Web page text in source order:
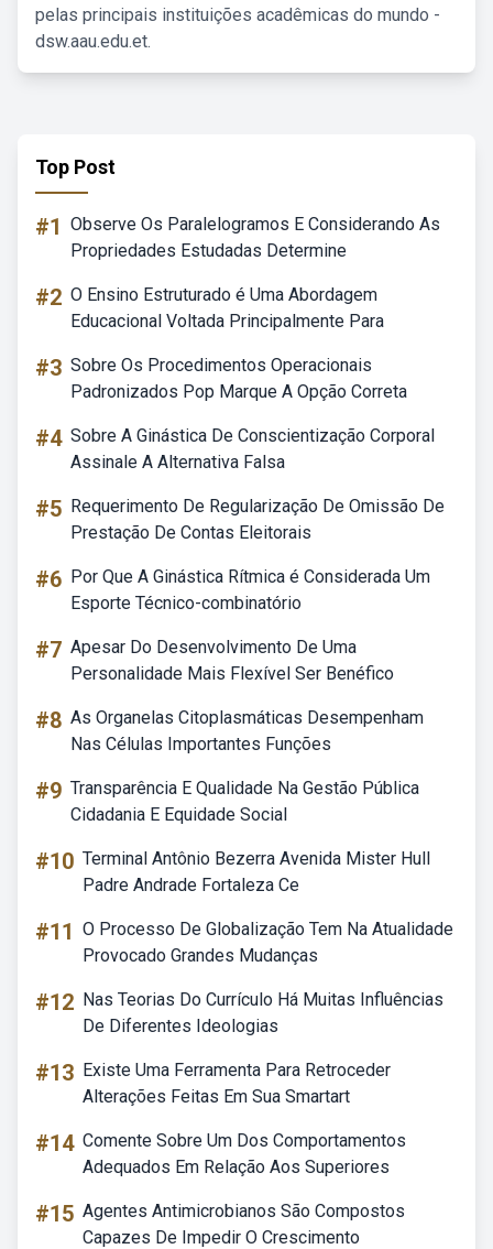
pelas principais instituições acadêmicas do mundo -
dsw.aau.edu.et.
Top Post
#1 Observe Os Paralelogramos E Considerando As
Propriedades Estudadas Determine
#2 O Ensino Estruturado é Uma Abordagem
Educacional Voltada Principalmente Para
#3 Sobre Os Procedimentos Operacionais
Padronizados Pop Marque A Opção Correta
#4 Sobre A Ginástica De Conscientização Corporal
Assinale A Alternativa Falsa
#5 Requerimento De Regularização De Omissão De
Prestação De Contas Eleitorais
#6 Por Que A Ginástica Rítmica é Considerada Um
Esporte Técnico-combinatório
#7 Apesar Do Desenvolvimento De Uma
Personalidade Mais Flexível Ser Benéfico
#8 As Organelas Citoplasmáticas Desempenham
Nas Células Importantes Funções
#9 Transparência E Qualidade Na Gestão Pública
Cidadania E Equidade Social
#10 Terminal Antônio Bezerra Avenida Mister Hull
Padre Andrade Fortaleza Ce
#11 O Processo De Globalização Tem Na Atualidade
Provocado Grandes Mudanças
#12 Nas Teorias Do Currículo Há Muitas Influências
De Diferentes Ideologias
#13 Existe Uma Ferramenta Para Retroceder
Alterações Feitas Em Sua Smartart
#14 Comente Sobre Um Dos Comportamentos
Adequados Em Relação Aos Superiores
#15 Agentes Antimicrobianos São Compostos
Capazes De Impedir O Crescimento